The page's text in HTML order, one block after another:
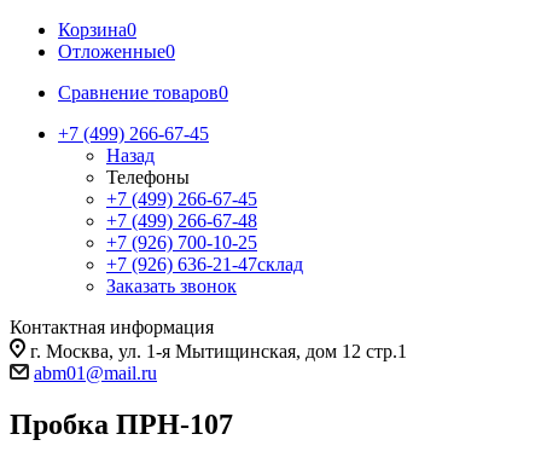
Корзина0
Отложенные0
Сравнение товаров0
+7 (499) 266-67-45
Назад
Телефоны
+7 (499) 266-67-45
+7 (499) 266-67-48
+7 (926) 700-10-25
+7 (926) 636-21-47склад
Заказать звонок
Контактная информация
г. Москва, ул. 1-я Мытищинская, дом 12 стр.1
abm01@mail.ru
Пробка ПРН-107